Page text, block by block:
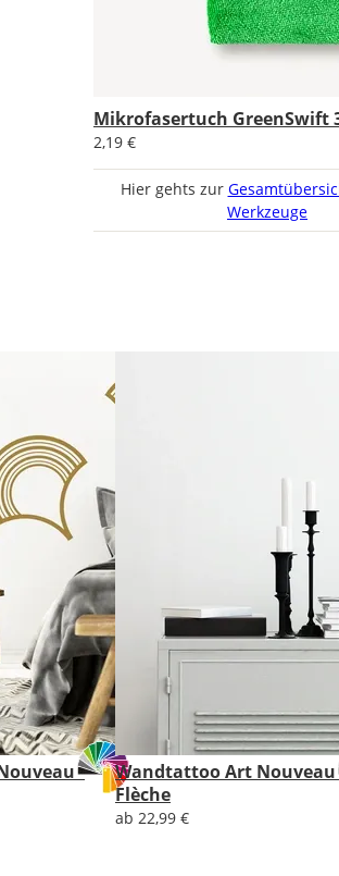
Mikrofasertuch GreenSwift
2,19 €
Hier gehts zur
Werkzeuge
-
Wandtattoo Art Nouveau
Flèche
ab 22,99 €